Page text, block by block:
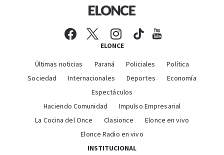
ELONCE
Últimas noticias Paraná Policiales
Política
Sociedad
Internacionales Deportes
Economía
Espectáculos
Haciendo Comunidad
Impulso Empresarial
La Cocina del Once
Clasionce
Elonce en vivo
Elonce Radio en vivo
INSTITUCIONAL